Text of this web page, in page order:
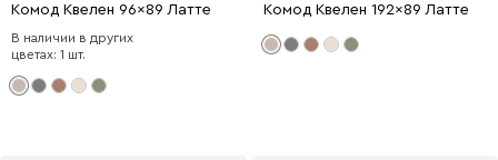
Комод Квелен 96x89 Латте
В наличии в других
цветах: 1 шт.
Комод Квелен 192x89 Латте